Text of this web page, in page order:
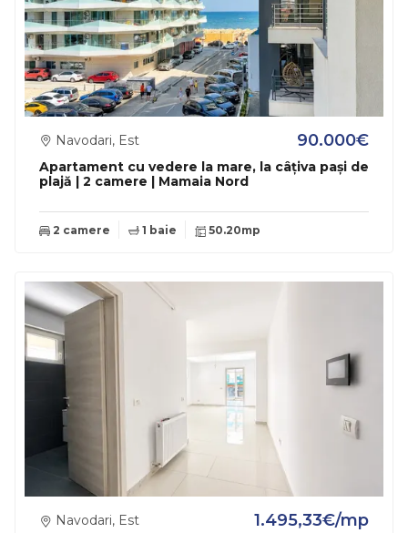
Apartament cu vedere la mare, la câțiva pași de
plajă | 2 camere | Mamaia Nord
Navodari, Est 90.000€
2 camere 1 baie 50.20mp
Navodari, Est 1.495,33€/mp